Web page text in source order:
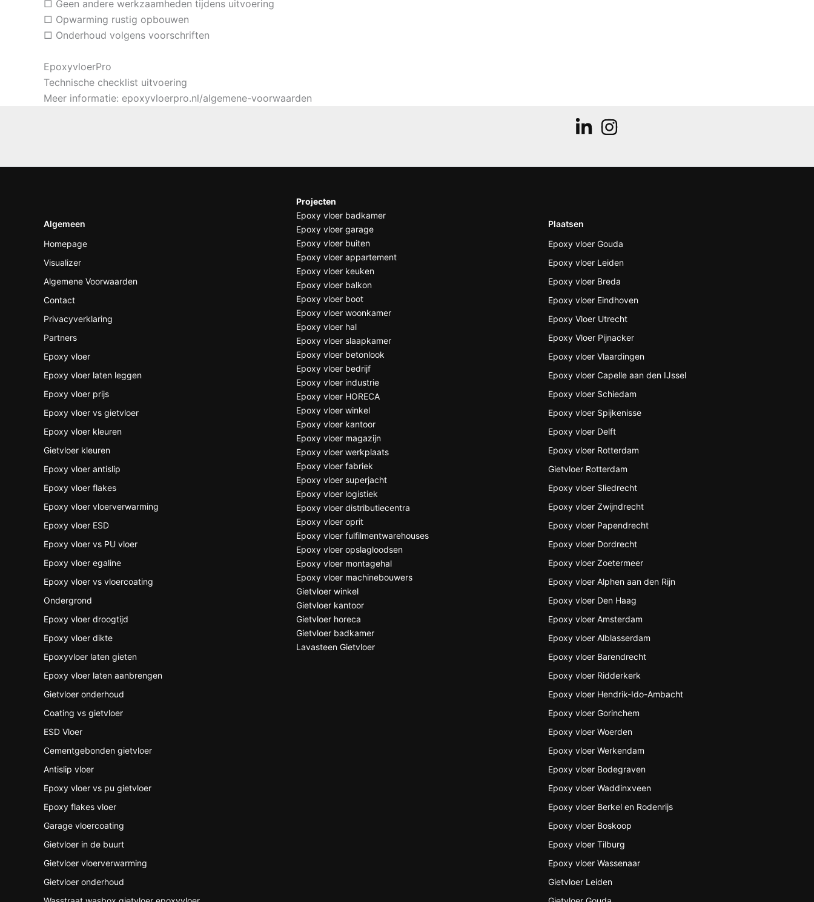
□ Geen andere werkzaamheden tijdens uitvoering
□ Opwarming rustig opbouwen
□ Onderhoud volgens voorschriften
EpoxyvloerPro
Technische checklist uitvoering
Meer informatie: epoxyvloerpro.nl/algemene-voorwaarden
Algemeen
Homepage
Visualizer
Algemene Voorwaarden
Contact
Privacyverklaring
Partners
Epoxy vloer
Epoxy vloer laten leggen
Epoxy vloer prijs
Epoxy vloer vs gietvloer
Epoxy vloer kleuren
Gietvloer kleuren
Epoxy vloer antislip
Epoxy vloer flakes
Epoxy vloer vloerverwarming
Epoxy vloer ESD
Epoxy vloer vs PU vloer
Epoxy vloer egaline
Epoxy vloer vs vloercoating
Ondergrond
Epoxy vloer droogtijd
Epoxy vloer dikte
Epoxyvloer laten gieten
Epoxy vloer laten aanbrengen
Gietvloer onderhoud
Coating vs gietvloer
ESD Vloer
Cementgebonden gietvloer
Antislip vloer
Epoxy vloer vs pu gietvloer
Epoxy flakes vloer
Garage vloercoating
Gietvloer in de buurt
Gietvloer vloerverwarming
Gietvloer onderhoud
Projecten
Epoxy vloer badkamer
Epoxy vloer garage
Epoxy vloer buiten
Epoxy vloer appartement
Epoxy vloer keuken
Epoxy vloer balkon
Epoxy vloer boot
Epoxy vloer woonkamer
Epoxy vloer hal
Epoxy vloer slaapkamer
Epoxy vloer betonlook
Epoxy vloer bedrijf
Epoxy vloer industrie
Epoxy vloer HORECA
Epoxy vloer winkel
Epoxy vloer kantoor
Epoxy vloer magazijn
Epoxy vloer werkplaats
Epoxy vloer fabriek
Epoxy vloer superjacht
Epoxy vloer logistiek
Epoxy vloer distributiecentra
Epoxy vloer oprit
Epoxy vloer fulfilmentwarehouses
Epoxy vloer opslagloodsen
Epoxy vloer montagehal
Epoxy vloer machinebouwers
Gietvloer winkel
Gietvloer kantoor
Gietvloer horeca
Gietvloer badkamer
Lavasteen Gietvloer
Plaatsen
Epoxy vloer Gouda
Epoxy vloer Leiden
Epoxy vloer Breda
Epoxy vloer Eindhoven
Epoxy Vloer Utrecht
Epoxy Vloer Pijnacker
Epoxy vloer Vlaardingen
Epoxy vloer Capelle aan den IJssel
Epoxy vloer Schiedam
Epoxy vloer Spijkenisse
Epoxy vloer Delft
Epoxy vloer Rotterdam
Gietvloer Rotterdam
Epoxy vloer Sliedrecht
Epoxy vloer Zwijndrecht
Epoxy vloer Papendrecht
Epoxy vloer Dordrecht
Epoxy vloer Zoetermeer
Epoxy vloer Alphen aan den Rijn
Epoxy vloer Den Haag
Epoxy vloer Amsterdam
Epoxy vloer Alblasserdam
Epoxy vloer Barendrecht
Epoxy vloer Ridderkerk
Epoxy vloer Hendrik-Ido-Ambacht
Epoxy vloer Gorinchem
Epoxy vloer Woerden
Epoxy vloer Werkendam
Epoxy vloer Bodegraven
Epoxy vloer Waddinxveen
Epoxy vloer Berkel en Rodenrijs
Epoxy vloer Boskoop
Epoxy vloer Tilburg
Epoxy vloer Wassenaar
Gietvloer Leiden